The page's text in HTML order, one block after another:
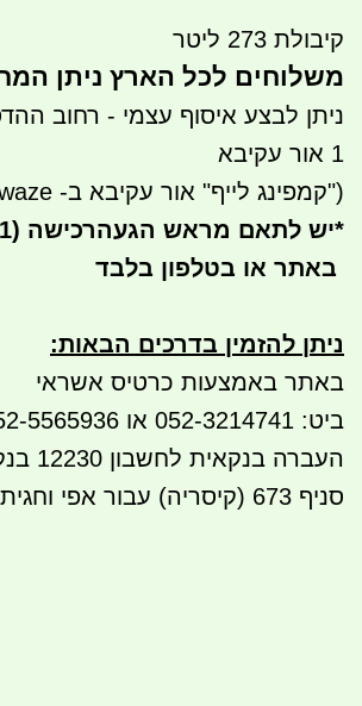
קיבולת 273 ליטר
משלוחים לכל הארץ ניתן המחיר
1 אור עקיבא
("קמפינג לייף" אור עקיבא ב- waze)
*יש לתאם מראש הגעה
ניתן להזמין בדרכים הבאות:
באתר באמצעות כרטיס אשראי
ביט: 052-3214741 או 052-5565936
סניף 673 (קיסריה) עבור אפי וחגית שטרית